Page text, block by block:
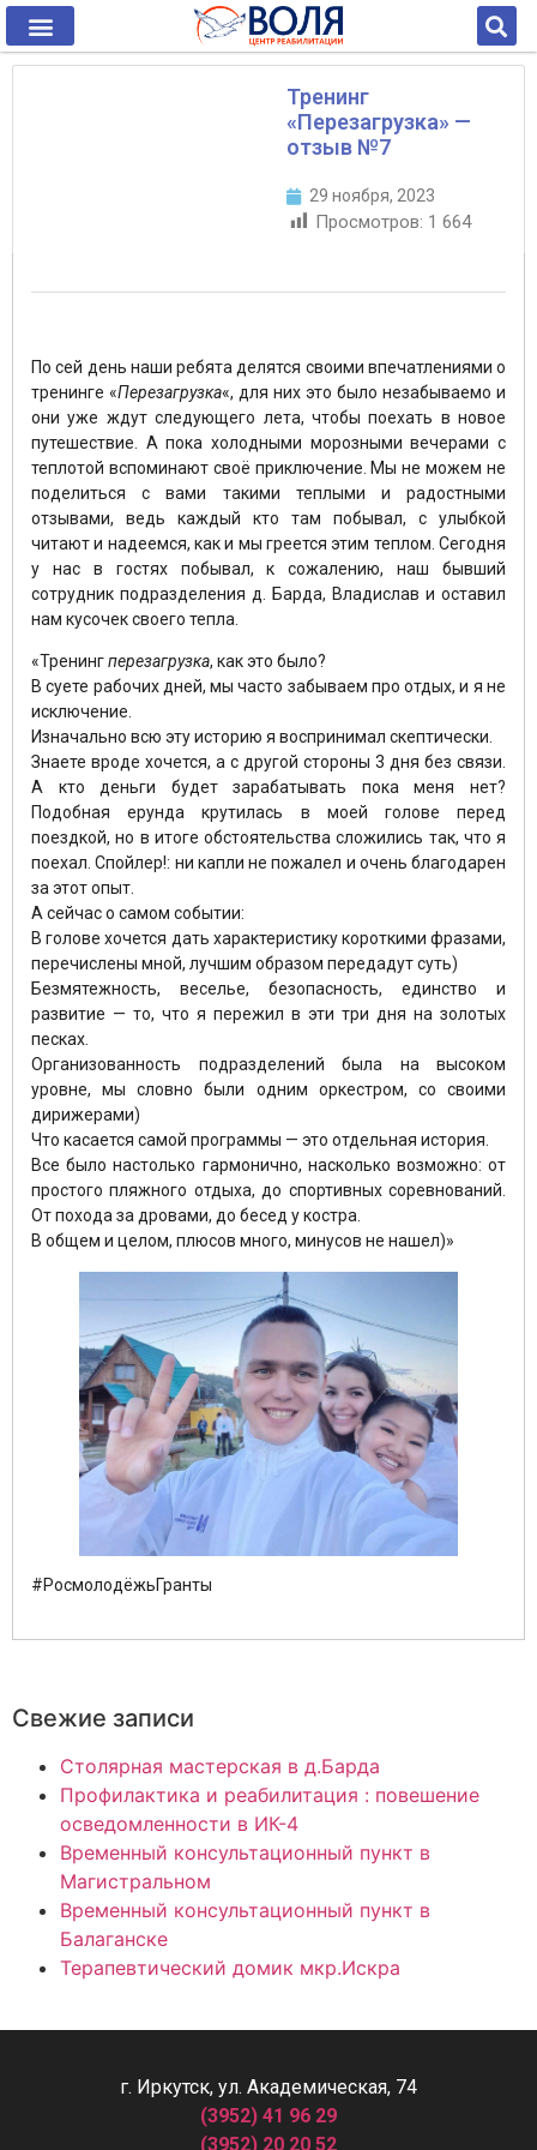
Тренинг
«Перезагрузка» —
отзыв №7
29 ноября, 2023
Просмотров: 1 664
По сей день наши ребята делятся своими впечатлениями о
тренинге «Перезагрузка«, для них это было незабываемо и
они уже ждут следующего лета, чтобы поехать в новое
путешествие. А пока холодными морозными вечерами с
теплотой вспоминают своё приключение. Мы не можем не
поделиться с вами такими теплыми и радостными
отзывами, ведь каждый кто там побывал, с улыбкой
читают и надеемся, как и мы греется этим теплом. Сегодня
у нас в гостях побывал, к сожалению, наш бывший
сотрудник подразделения д. Барда, Владислав и оставил
нам кусочек своего тепла.
«Тренингперезагрузка, как это было?
В суете рабочих дней, мы часто забываем про отдых, и я не
исключение.
Изначально всю эту историю я воспринимал скептически.
Знаете вроде хочется, а с другой стороны 3 дня без связи.
А кто деньги будет зарабатывать пока меня нет?
Подобная ерунда крутилась в моей голове перед
поездкой, но в итоге обстоятельства сложились так, что я
поехал. Спойлер!: ни капли не пожалел и очень благодарен
за этот опыт.
А сейчас о самом событии:
В голове хочется дать характеристику короткими фразами,
перечислены мной, лучшим образом передадут суть)
Безмятежность, веселье, безопасность, единство и
развитие — то, что я пережил в эти три дня на золотых
песках.
Организованность подразделений была на высоком
уровне, мы словно были одним оркестром, со своими
дирижерами)
Что касается самой программы — это отдельная история.
Все было настолько гармонично, насколько возможно: от
простого пляжного отдыха, до спортивных соревнований.
От похода за дровами, до бесед у костра.
В общем и целом, плюсов много, минусов не нашел)»
#РосмолодёжьГранты
Свежие записи
Столярная мастерская в д.Барда
Профилактика и реабилитация : повешение
осведомленности в ИК-4
Временный консультационный пункт в
Магистральном
Временный консультационный пункт в
Балаганске
Терапевтический домик мкр.Искра
г. Иркутск, ул. Академическая, 74
(3952) 41 96 29
(3952) 20 20 52